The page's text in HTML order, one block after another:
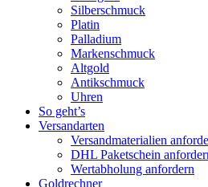
Silberschmuck
Platin
Palladium
Markenschmuck
Altgold
Antikschmuck
Uhren
So geht’s
Versandarten
Versandmaterialien
DHL Paketschein
Wertabholung anfordern
Goldrechner